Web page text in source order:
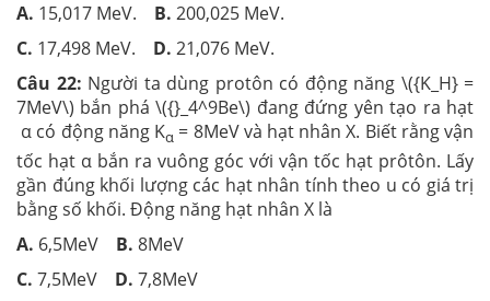
A. 15,017 MeV. B. 200,025 MeV.
C. 17,498 MeV. D. 21,076 MeV.
Câu 22: Người ta dùng protôn có động năng \({K_H} =
7MeV\) bắn phá \({}_4^9Be\) đang đứng yên tạo ra hạt
α có động năng Kα = 8MeV và hạt nhân X. Biết rằng vận
tốc hạt α bắn ra vuông góc với vận tốc hạt prôtôn. Lấy
gần đúng khối lượng các hạt nhân tính theo u có giá trị
bằng số khối. Động năng hạt nhân X là
A. 6,5MeV B. 8MeV
C. 7,5MeV D. 7,8MeV